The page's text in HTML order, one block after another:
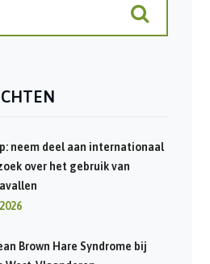
neem deel aan internationaal
over het gebruik van
Brown Hare Syndrome bij